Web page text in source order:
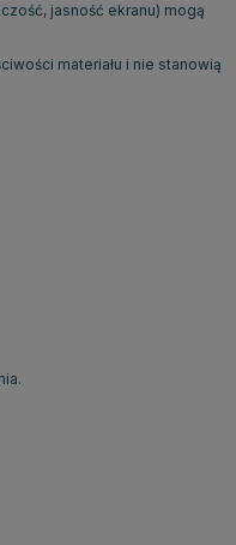
jasność ekranu) mogą
materiału i nie stanowią